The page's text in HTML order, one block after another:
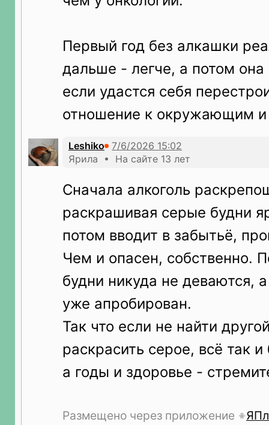
Первый год без алкашки
дальше - легче, а потом
если удастся себя
отношение к окружающим
Leshiko
Ярила • На сайте 13 лет
Сначала алкоголь
раскрашивая серые будни
потом вводит в забытьё,
Чем и опасен, собственно.
будни никуда не деваются,
уже апробирован.
Так что если не найти
раскрасить серое, всё так и
а годы и здоровье -
Размещено через приложение